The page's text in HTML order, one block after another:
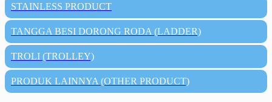
STAINLESS PRODUCT
TANGGA BESI DORONG RODA (LADDER)
TROLI (TROLLEY)
PRODUK LAINNYA (OTHER PRODUCT)